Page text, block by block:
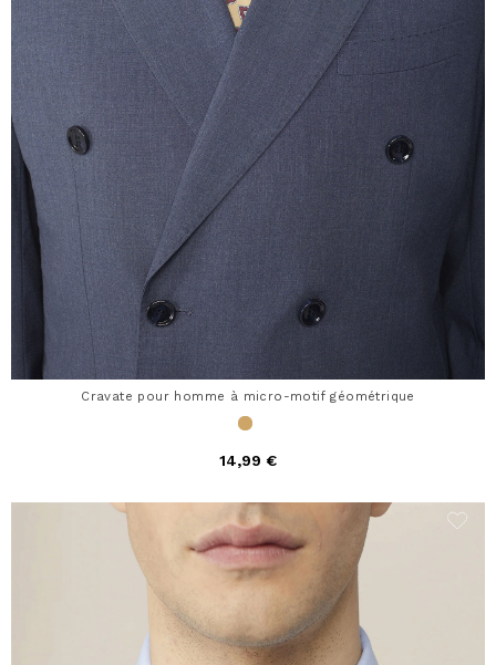
Cravate pour homme à micro-motif géométrique
14,99 €